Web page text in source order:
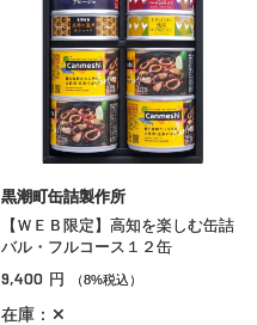
黒潮町缶詰製作所
【ＷＥＢ限定】高知を楽しむ缶詰
バル・フルコース１２缶
9,400 円 （8%税込）
在庫：✕